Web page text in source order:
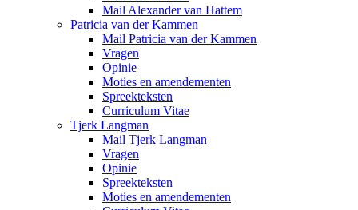
Mail Alexander van Hattem
Patricia van der Kammen
Mail Patricia van der Kammen
Vragen
Opinie
Moties en amendementen
Spreekteksten
Curriculum Vitae
Tjerk Langman
Mail Tjerk Langman
Vragen
Opinie
Spreekteksten
Moties en amendementen